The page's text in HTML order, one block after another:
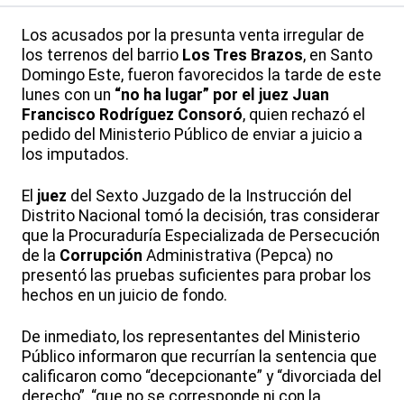
Los acusados por la presunta venta irregular de
los terrenos del barrio Los Tres Brazos, en Santo
Domingo Este, fueron favorecidos la tarde de este
lunes con un “no ha lugar” por el juez Juan
Francisco Rodríguez Consoró, quien rechazó el
pedido del Ministerio Público de enviar a juicio a
los imputados.
El juez del Sexto Juzgado de la Instrucción del
Distrito Nacional tomó la decisión, tras considerar
que la Procuraduría Especializada de Persecución
de la Corrupción Administrativa (Pepca) no
presentó las pruebas suficientes para probar los
hechos en un juicio de fondo.
De inmediato, los representantes del Ministerio
Público informaron que recurrían la sentencia que
calificaron como “decepcionante” y “divorciada del